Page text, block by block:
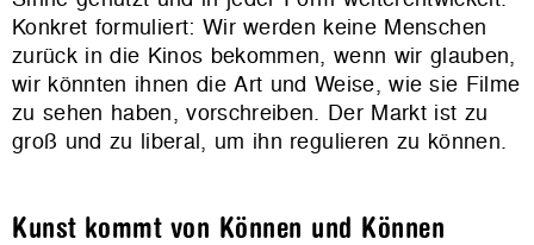
Konkret formuliert: Wir werden keine Menschen
zurück in die Kinos bekommen, wenn wir glauben,
wir könnten ihnen die Art und Weise, wie sie Filme
zu sehen haben, vorschreiben. Der Markt ist zu
groß und zu liberal, um ihn regulieren zu können.
Kunst kommt von Können und Können